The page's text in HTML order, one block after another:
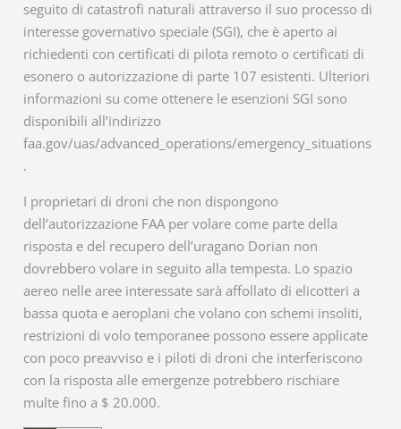
seguito di catastrofi naturali attraverso il suo processo di
interesse governativo speciale (SGI), che è aperto ai
richiedenti con certificati di pilota remoto o certificati di
esonero o autorizzazione di parte 107 esistenti. Ulteriori
informazioni su come ottenere le esenzioni SGI sono
disponibili all’indirizzo
faa.gov/uas/advanced_operations/emergency_situations
.
I proprietari di droni che non dispongono
dell’autorizzazione FAA per volare come parte della
risposta e del recupero dell’uragano Dorian non
dovrebbero volare in seguito alla tempesta. Lo spazio
aereo nelle aree interessate sarà affollato di elicotteri a
bassa quota e aeroplani che volano con schemi insoliti,
restrizioni di volo temporanee possono essere applicate
con poco preavviso e i piloti di droni che interferiscono
con la risposta alle emergenze potrebbero rischiare
multe fino a $ 20.000.